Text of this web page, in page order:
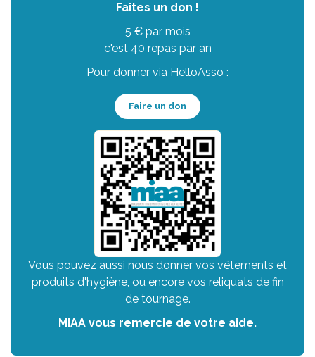
Faites un don !
5 € par mois
c'est 40 repas par an
Pour donner via HelloAsso :
Faire un don
Vous pouvez aussi nous donner vos vêtements et
produits d'hygiène, ou encore vos reliquats de fin
de tournage.
MIAA vous remercie de votre aide.